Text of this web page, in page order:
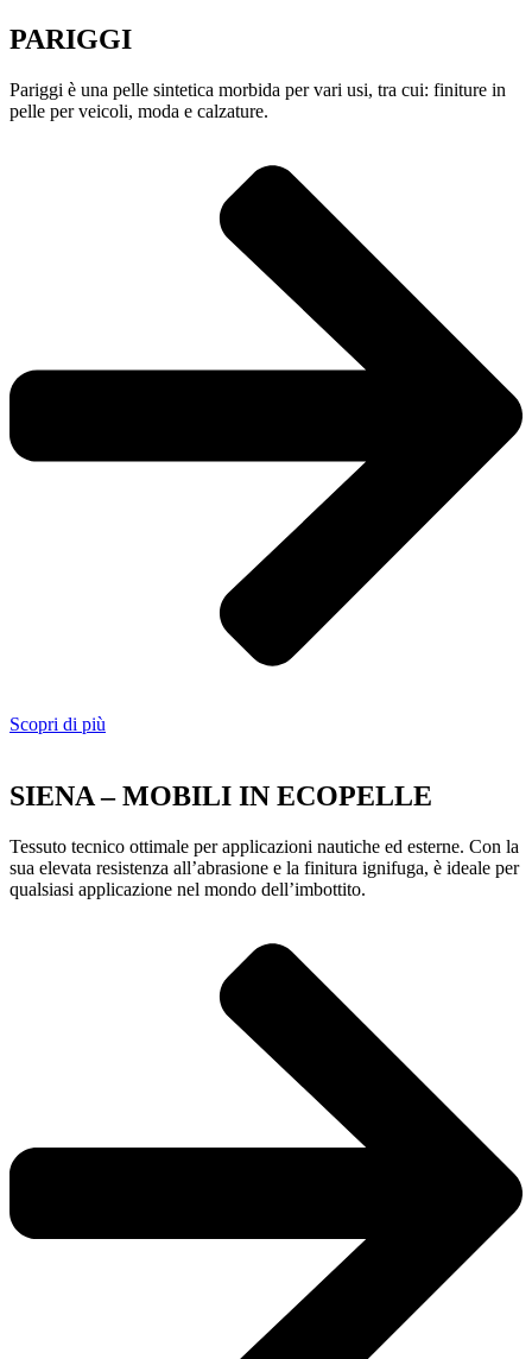
PARIGGI
Pariggi è una pelle sintetica morbida per vari usi, tra cui: finiture in
pelle per veicoli, moda e calzature.
Scopri di più
SIENA – MOBILI IN ECOPELLE
Tessuto tecnico ottimale per applicazioni nautiche ed esterne. Con la
sua elevata resistenza all’abrasione e la finitura ignifuga, è ideale per
qualsiasi applicazione nel mondo dell’imbottito.